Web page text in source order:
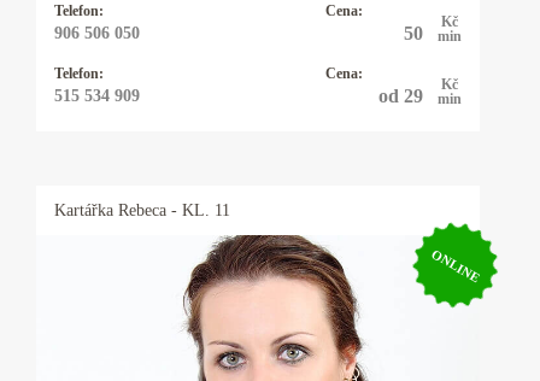
Telefon:
906 506 050
Cena:
50
Kč
min
Telefon:
515 534 909
Cena:
od 29
Kč
min
Kartářka Rebeca - KL. 11
ONLINE
Kartářka Rebeca